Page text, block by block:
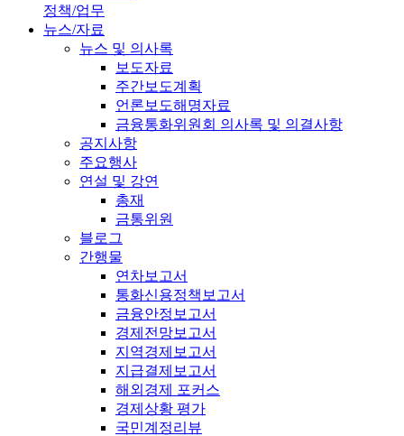
정책/업무
뉴스/자료
뉴스 및 의사록
보도자료
주간보도계획
언론보도해명자료
금융통화위원회 의사록 및 의결사항
공지사항
주요행사
연설 및 강연
총재
금통위원
블로그
간행물
연차보고서
통화신용정책보고서
금융안정보고서
경제전망보고서
지역경제보고서
지급결제보고서
해외경제 포커스
경제상황 평가
국민계정리뷰